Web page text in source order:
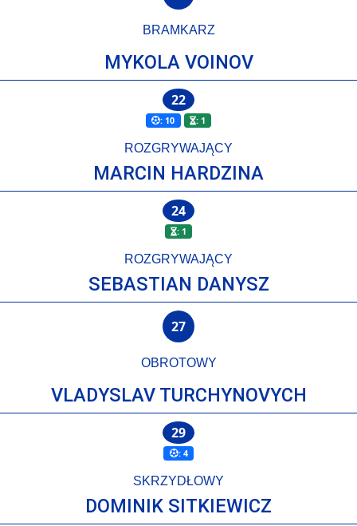
BRAMKARZ
MYKOLA VOINOV
22
: 10 : 1
ROZGRYWAJĄCY
MARCIN HARDZINA
24
: 1
ROZGRYWAJĄCY
SEBASTIAN DANYSZ
27
OBROTOWY
VLADYSLAV TURCHYNOVYCH
29
: 4
SKRZYDŁOWY
DOMINIK SITKIEWICZ